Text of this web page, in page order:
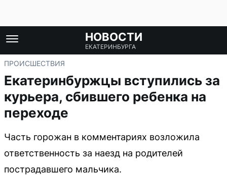
НОВОСТИ
ЕКАТЕРИНБУРГА
ПРОИСШЕСТВИЯ
Екатеринбуржцы вступились за
курьера, сбившего ребенка на
переходе
Часть горожан в комментариях возложила
ответственность за наезд на родителей
пострадавшего мальчика.